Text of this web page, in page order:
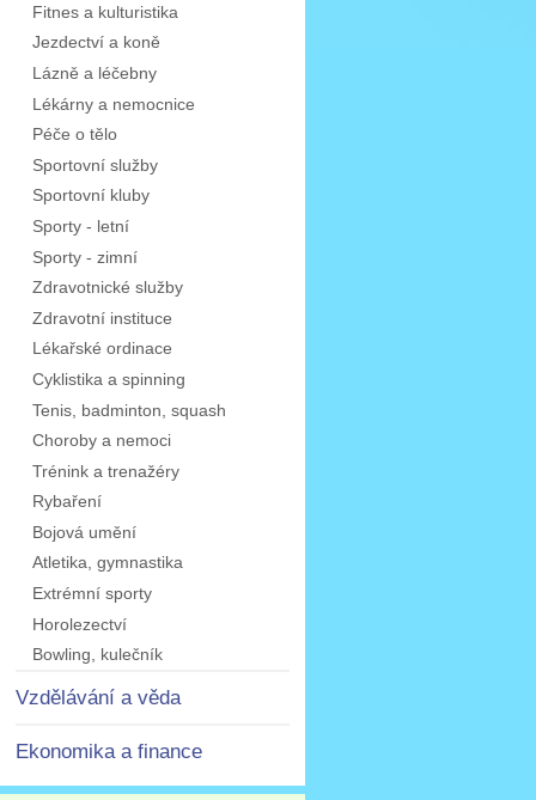
Fitnes a kulturistika
Jezdectví a koně
Lázně a léčebny
Lékárny a nemocnice
Péče o tělo
Sportovní služby
Sportovní kluby
Sporty - letní
Sporty - zimní
Zdravotnické služby
Zdravotní instituce
Lékařské ordinace
Cyklistika a spinning
Tenis, badminton, squash
Choroby a nemoci
Trénink a trenažéry
Rybaření
Bojová umění
Atletika, gymnastika
Extrémní sporty
Horolezectví
Bowling, kulečník
Vzdělávání a věda
Ekonomika a finance